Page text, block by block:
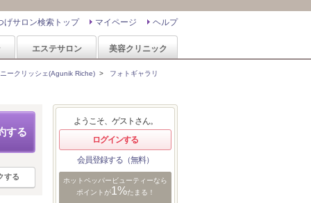
ヘルプ
マイページ
げサロン検索トップ
エステサロン 美容クリニック
ークリッシェ(Agunik Riche) > フォトギャラリ
する
する
ようこそ、ゲストさん。
ログインする
会員登録する（無料）
ホットペッパービューティーなら
ポイントが1%たまる！